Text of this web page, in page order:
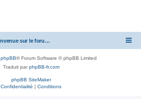
Bienvenue sur le forum des scooters de la gamme SYM
phpBB® Forum Software © phpBB Limited
Traduit parphpBB-fr.com
phpBB SiteMaker
Confidentialité | Conditions